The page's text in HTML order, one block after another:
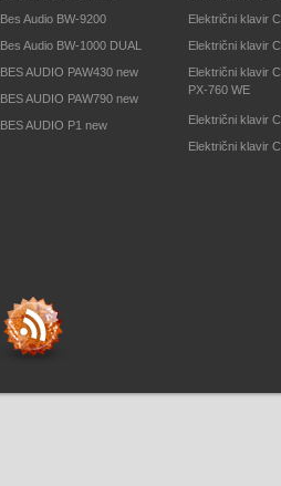
Bes Audio BW-9200
Bes Audio BW-1000 DUAL
BES AUDIO PAW430 new
BES AUDIO PAW790 new
BES AUDIO P1 new
Električni klavir
Električni klavir
Električni klavir
PX-760 WE
Električni klavir
Električni klavir